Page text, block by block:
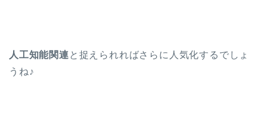
人工知能関連 と捉えられればさらに人気化するでしょ
うね♪